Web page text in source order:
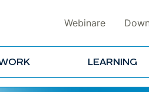
Webinare
LEARNING